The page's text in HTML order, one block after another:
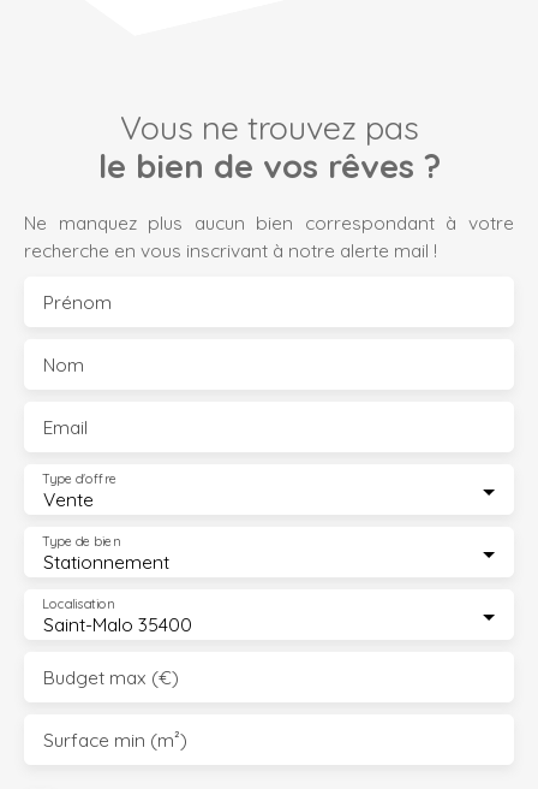
Vous ne trouvez pas
le bien de vos rêves ?
Ne manquez plus aucun bien correspondant à votre
recherche en vous inscrivant à notre alerte mail !
Prénom
Nom
Email
Vente
Type d'offre
Stationnement
Type de bien
Saint-Malo 35400
Localisation
Budget max (€)
Surface min (m²)